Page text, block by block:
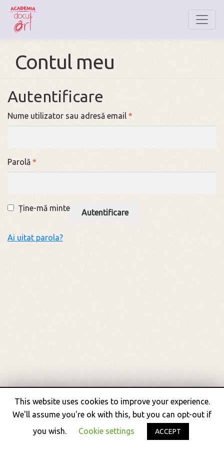
Contul meu
Autentificare
Nume utilizator sau adresă email *
Parolă *
Ține-mă minte
Autentificare
Ai uitat parola?
© Asociația Docuart
This website uses cookies to improve your experience.
We'll assume you're ok with this, but you can opt-out if
you wish.
Cookie settings ACCEPT